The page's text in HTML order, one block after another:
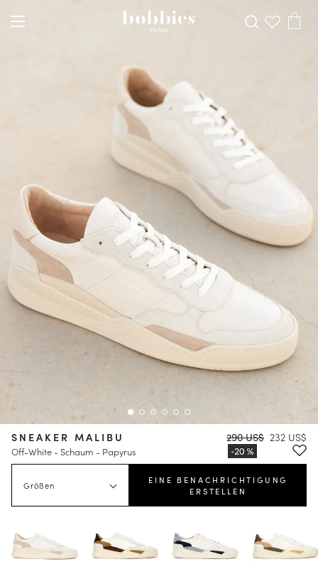
SNEAKER MALIBU
Off-White - Schaum - Papyrus
290 US$ 232 US$
Größen
EINE BENACHRICHTIGUNG
ERSTELLEN